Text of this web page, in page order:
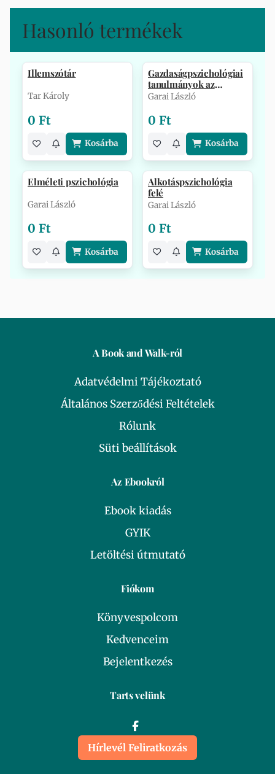
Hasonló termékek
Illemszótár
Tar Károly
0 Ft
Kosárba
Gazdaságpszichológiai
tanulmányok az
egyetemről
Garai László
0 Ft
Kosárba
Elméleti pszichológia
Garai László
0 Ft
Kosárba
Alkotáspszichológia
felé
Garai László
0 Ft
Kosárba
A Book and Walk-ról
Adatvédelmi Tájékoztató
Általános Szerződési Feltételek
Rólunk
Süti beállítások
Az Ebookról
Ebook kiadás
GYIK
Letöltési útmutató
Fiókom
Könyvespolcom
Kedvenceim
Bejelentkezés
Tarts velünk
Hírlevél Feliratkozás